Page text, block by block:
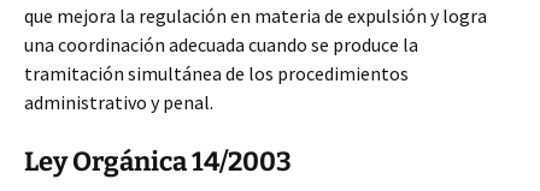
que mejora la regulación en materia de expulsión y logra
una coordinación adecuada cuando se produce la
tramitación simultánea de los procedimientos
administrativo y penal.
Ley Orgánica 14/2003